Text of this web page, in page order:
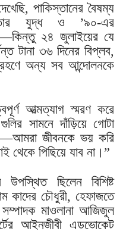
পাকিস্তানের বৈষম্য
যুদ্ধ ও ’৯০-এর
২৪ জুলাইয়ের যে
টানা ৩৬ দিনের বিপ্লব,
অন্য সব আন্দোলনকে
আত্মত্যাগ স্মরণ করে
সামনে দাঁড়িয়ে গোটা
জীবনকে ভয় করি
থেকে পিছিয়ে যাব না।”
ছিলেন বিশিষ্ট
কাদের চৌধুরী, হেফাজতে
সম্পাদক মাওলানা আজিজুল
আইনজীবী এডভোকেট